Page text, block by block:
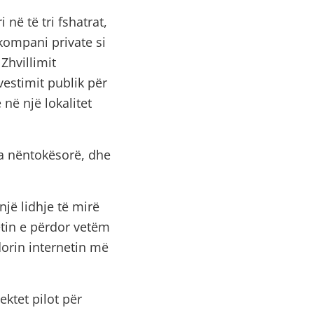
në të tri fshatrat,
private si
publik për
në një lokalitet
nëntokësorë, dhe
lidhje të mirë
e përdor vetëm
internetin më
pilot për